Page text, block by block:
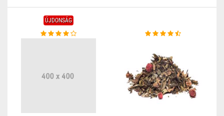
ÚJDONSÁG